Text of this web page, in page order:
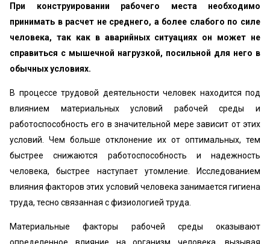
При конструировании рабочего места необходимо
принимать в расчет не среднего, а более слабого по силе
человека, так как в аварийных ситуациях он может не
справиться с мышечной нагрузкой, посильной для него в
обычных условиях.
В процессе трудовой деятельности человек находится под
влиянием материальных условий рабочей среды и
работоспособность его в значительной мере зависит от этих
условий. Чем больше отклонение их от оптимальных, тем
быстрее снижаются работоспособность и надежность
человека, быстрее наступает утомление. Исследованием
влияния факторов этих условий человека занимается гигиена
труда, тесно связанная с физиологией труда.
Материальные факторы рабочей среды оказывают
определенное влияние на организм человека, вызывая